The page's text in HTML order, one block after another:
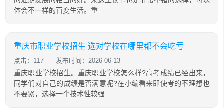
体会不一样的百变生活。重
重庆市职业学校招生 选对学校在哪里都不会吃亏
点击：117 发布时间：2026-06-13
重庆职业学校招生。重庆职业学校怎么样?高考成绩已经出来，
同学们对自己的成绩是否满意呢?在小编看来即使考的不理想也
不要紧，选择一个技术性较强